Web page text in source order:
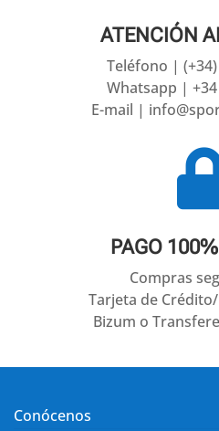
ATENCIÓN
Teléfono |
Whatsapp | +34
E-mail |
PAGO
Compras
Tarjeta de
Bizum o
Conócenos